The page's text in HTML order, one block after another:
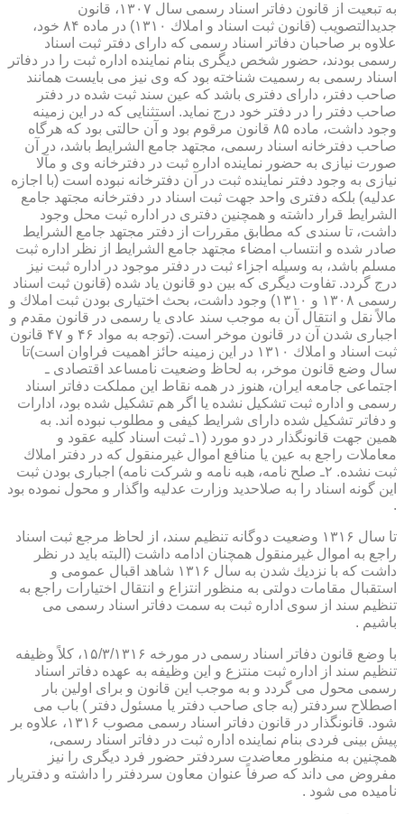
به تبعیت از قانون دفاتر اسناد رسمی سال ۱۳۰۷، قانون
جدیدالتصویب (قانون ثبت اسناد و املاك ۱۳۱۰) در ماده ۸۴ خود،
علاوه بر صاحبان دفاتر اسناد رسمی كه دارای دفتر ثبت اسناد
رسمی بودند، حضور شخص دیگری بنام نماینده اداره ثبت را در دفاتر
اسناد رسمی به رسمیت شناخته بود كه وی نیز می بایست همانند
صاحب دفتر، دارای دفتری باشد كه عین سند ثبت شده در دفتر
صاحب دفتر را در دفتر خود درج نماید. استثنایی كه در این زمینه
وجود داشت، ماده ۸۵ قانون مرقوم بود و آن حالتی بود كه هرگاه
صاحب دفترخانه اسناد رسمی، مجتهد جامع الشرایط باشد، در آن
صورت نیازی به حضور نماینده اداره ثبت در دفترخانه وی و مآلا
نیازی به وجود دفتر نماینده ثبت در آن دفترخانه نبوده است (با اجازه
عدلیه) بلكه دفتری واحد جهت ثبت اسناد در دفترخانه مجتهد جامع
الشرایط قرار داشته و همچنین دفتری در اداره ثبت محل وجود
داشت، تا سندی كه مطابق مقررات از دفتر مجتهد جامع الشرایط
صادر شده و انتساب امضاء مجتهد جامع الشرایط از نظر اداره ثبت
مسلم باشد، به وسیله اجزاء ثبت در دفتر موجود در اداره ثبت نیز
درج گردد. تفاوت دیگری كه بین دو قانون یاد شده (قانون ثبت اسناد
رسمی ۱۳۰۸ و ۱۳۱۰) وجود داشت، بحث اختیاری بودن ثبت املاك و
مالاً نقل و انتقال آن به موجب سند عادی یا رسمی در قانون مقدم و
اجباری شدن آن در قانون موخر است. (توجه به مواد ۴۶ و ۴۷ قانون
ثبت اسناد و املاك ۱۳۱۰ در این زمینه حائز اهمیت فراوان است)تا
سال وضع قانون موخر، به لحاظ وضعیت نامساعد اقتصادی ـ
اجتماعی جامعه ایران، هنوز در همه نقاط این مملكت دفاتر اسناد
رسمی و اداره ثبت تشكیل نشده یا اگر هم تشكیل شده بود، ادارات
و دفاتر تشكیل شده دارای شرایط كیفی و مطلوب نبوده اند. به
همین جهت قانونگذار در دو مورد (۱ـ ثبت اسناد كلیه عقود و
معاملات راجع به عین یا منافع اموال غیرمنقول كه در دفتر املاك
ثبت نشده. ۲ـ صلح نامه، هبه نامه و شركت نامه) اجباری بودن ثبت
این گونه اسناد را به صلاحدید وزارت عدلیه واگذار و محول نموده بود
.
تا سال ۱۳۱۶ وضعیت دوگانه تنظیم سند، از لحاظ مرجع ثبت اسناد
راجع به اموال غیرمنقول همچنان ادامه داشت (البته باید در نظر
داشت كه با نزدیك شدن به سال ۱۳۱۶ شاهد اقبال عمومی و
استقبال مقامات دولتی به منظور انتزاع و انتقال اختیارات راجع به
تنظیم سند از سوی اداره ثبت به سمت دفاتر اسناد رسمی می
باشیم .
با وضع قانون دفاتر اسناد رسمی در مورخه ۱۵/۳/۱۳۱۶، كلاً وظیفه
تنظیم سند از اداره ثبت منتزع و این وظیفه به عهده دفاتر اسناد
رسمی محول می گردد و به موجب این قانون و برای اولین بار
اصطلاح سردفتر (به جای صاحب دفتر یا مسئول دفتر ) باب می
شود. قانونگذار در قانون دفاتر اسناد رسمی مصوب ۱۳۱۶، علاوه بر
پیش بینی فردی بنام نماینده اداره ثبت در دفاتر اسناد رسمی،
همچنین به منظور معاضدت سردفتر حضور فرد دیگری را نیز
مفروض می داند كه صرفاً عنوان معاون سردفتر را داشته و دفتریار
نامیده می شود .